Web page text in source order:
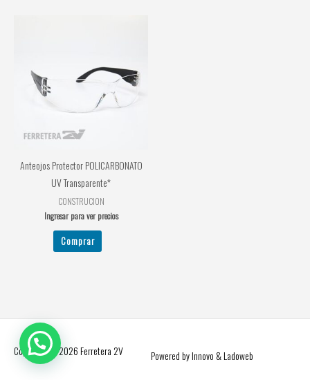
Anteojos Protector POLICARBONATO
UV Transparente*
CONSTRUCION
Ingresar para ver precios
Comprar
Copyright © 2026 Ferretera 2V Powered by Innovo & Ladoweb